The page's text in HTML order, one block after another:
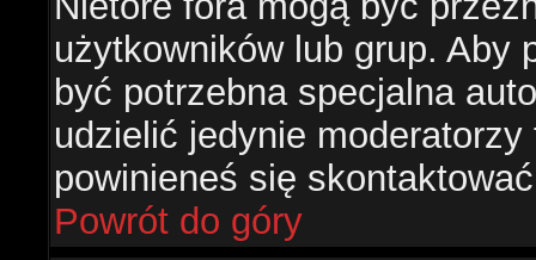
użytkowników lub grup. Aby
być potrzebna specjalna
udzielić jedynie
powinieneś się
Powrót do góry